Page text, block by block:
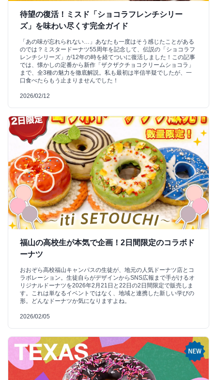
待望の復活！ミスド「ショコラフレンチシリー
ズ」を味わい尽くす完全ガイド
「あの味が忘れられない…」あなたも一度はそう感じたことがある
のでは？ミスタードーナツ55周年を記念して、伝説の「ショコラフ
レンチシリーズ」が12年の時を経てついに復活しました！この記事
では、懐かしの定番から新作「ザクザクチョコクリームショコラ」
まで、全3種の魅力を徹底解説。私も最初は半信半疑でしたが、一
口食べたらもう止まりませんでした！
2026/02/12
福山の高校生が本気で企画！2日間限定のコラボド
ーナツ
おおぞら高校福山キャンパスの生徒が、地元の人気ドーナツ店とコ
ラボレーション。生徒自らがデザインからSNS広報まで手がけるオ
リジナルドーナツを2026年2月21日と22日の2日間限定で販売しま
す。これは単なるイベントではなく、地域と連携した新しい学びの
形。どんなドーナツか気になりますよね。
2026/02/05